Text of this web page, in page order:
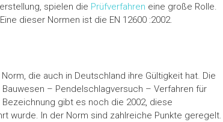
spielen die Prüfverfahren eine große Rolle.
dieser Normen ist die EN 12600 :2002.
die auch in Deutschland ihre Gültigkeit hat. Die
– Pendelschlagversuch – Verfahren für
gibt es noch die 2002, diese
wurde. In der Norm sind zahlreiche Punkte geregelt.